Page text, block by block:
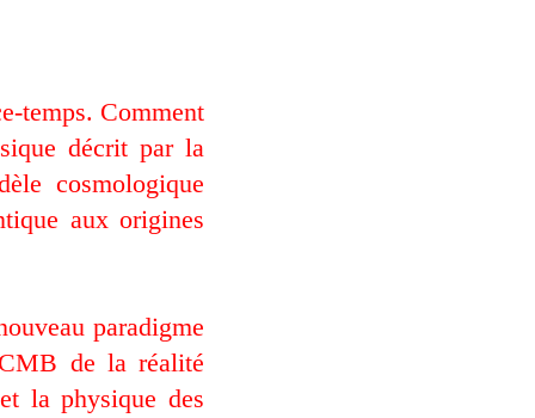
temps. Comment
décrit par la
cosmologique
aux origines
paradigme
de la réalité
la physique des